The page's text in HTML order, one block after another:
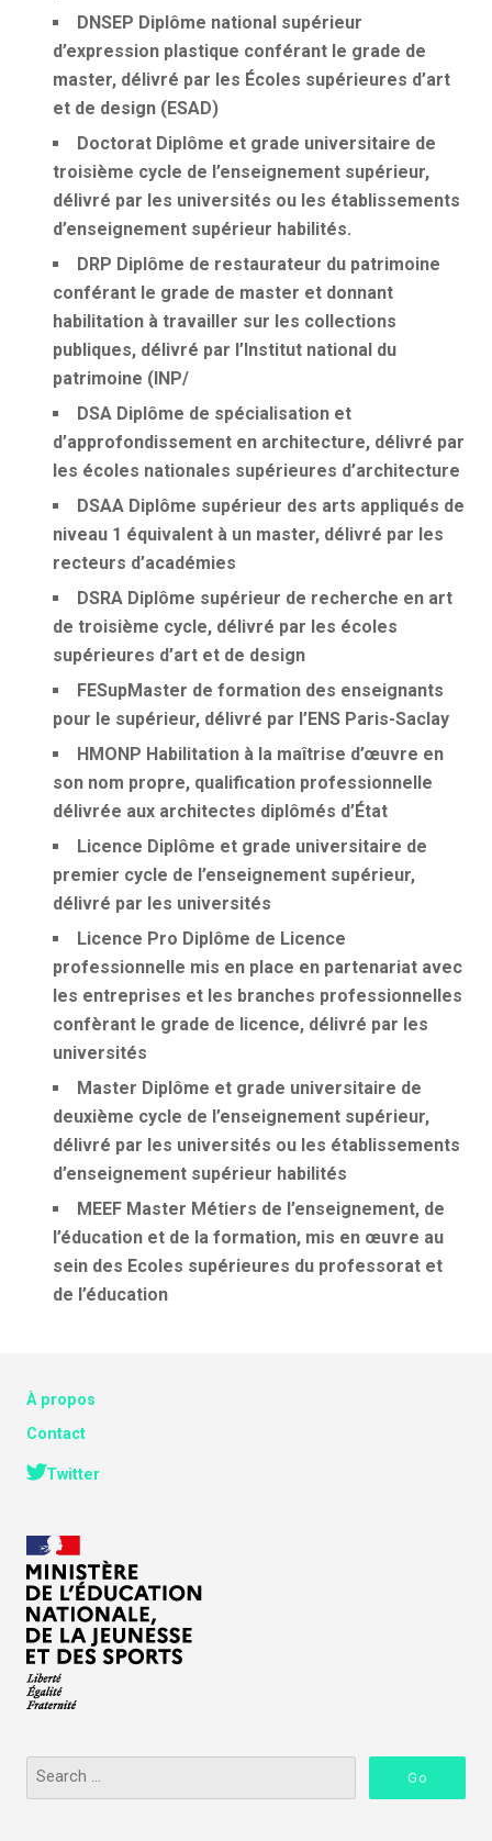
DNSEP Diplôme national supérieur
d’expression plastique conférant le grade de
master, délivré par les Écoles supérieures d’art
et de design (ESAD)
Doctorat Diplôme et grade universitaire de
troisième cycle de l’enseignement supérieur,
délivré par les universités ou les établissements
d’enseignement supérieur habilités.
DRP Diplôme de restaurateur du patrimoine
conférant le grade de master et donnant
habilitation à travailler sur les collections
publiques, délivré par l’Institut national du
patrimoine (INP/
DSA Diplôme de spécialisation et
d’approfondissement en architecture, délivré par
les écoles nationales supérieures d’architecture
DSAA Diplôme supérieur des arts appliqués de
niveau 1 équivalent à un master, délivré par les
recteurs d’académies
DSRA Diplôme supérieur de recherche en art
de troisième cycle, délivré par les écoles
supérieures d’art et de design
FESupMaster de formation des enseignants
pour le supérieur, délivré par l’ENS Paris-Saclay
HMONP Habilitation à la maîtrise d’œuvre en
son nom propre, qualification professionnelle
délivrée aux architectes diplômés d’État
Licence Diplôme et grade universitaire de
premier cycle de l’enseignement supérieur,
délivré par les universités
Licence Pro Diplôme de Licence
professionnelle mis en place en partenariat avec
les entreprises et les branches professionnelles
confèrant le grade de licence, délivré par les
universités
Master Diplôme et grade universitaire de
deuxième cycle de l’enseignement supérieur,
délivré par les universités ou les établissements
d’enseignement supérieur habilités
MEEF Master Métiers de l’enseignement, de
l’éducation et de la formation, mis en œuvre au
sein des Ecoles supérieures du professorat et
de l’éducation
À propos
Contact
Twitter